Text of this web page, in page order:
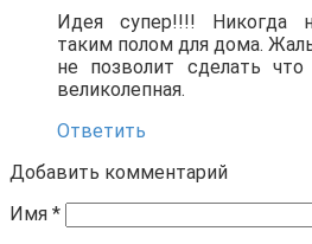
Идея супер!!!! Никогда
таким полом для дома.
не позволит сделать
великолепная.
Ответить
Добавить комментарий
Имя *